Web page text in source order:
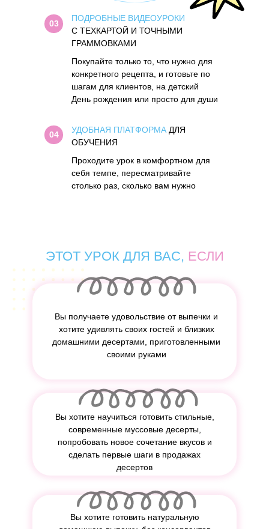
ПОДРОБНЫЕ ВИДЕОУРОКИ
С ТЕХКАРТОЙ И ТОЧНЫМИ
ГРАММОВКАМИ
Покупайте только то, что нужно для
конкретного рецепта, и готовьте по
шагам для клиентов, на детский
День рождения или просто для души
УДОБНАЯ ПЛАТФОРМА ДЛЯ
ОБУЧЕНИЯ
Проходите урок в комфортном для
себя темпе, пересматривайте
столько раз, сколько вам нужно
03
04
ЭТОТ УРОК ДЛЯ ВАС, ЕСЛИ
Вы получаете удовольствие от выпечки и
хотите удивлять своих гостей и близких
домашними десертами, приготовленными
своими руками
Вы хотите научиться готовить стильные,
современные муссовые десерты,
попробовать новое сочетание вкусов и
сделать первые шаги в продажах
десертов
Вы хотите готовить натуральную